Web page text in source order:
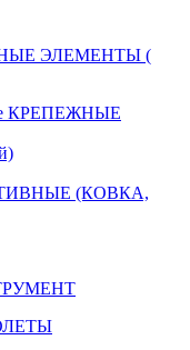
ЭЛЕМЕНТЫ (
КРЕПЕЖНЫЕ
(КОВКА,